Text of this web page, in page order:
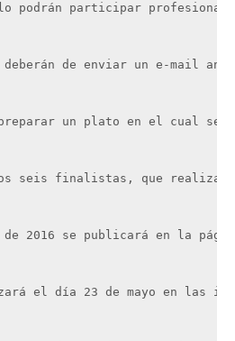
podrán participar
de enviar un e-mail
un plato en el cual se
seis finalistas, que
de 2016 se publicará en la
el día 23 de mayo en las